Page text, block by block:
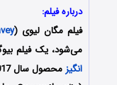
درباره فیلم:
فیلم مگان لیوی (
می‌شود، یک فیلم
انگیز